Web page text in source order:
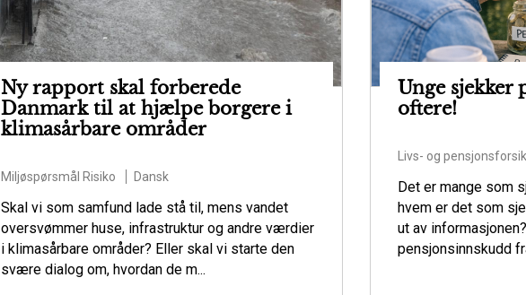
Ny rapport skal forberede
Danmark til at hjælpe borgere i
klimasårbare områder
Miljøspørsmål Risiko Dansk
Skal vi som samfund lade stå til, mens vandet
oversvømmer huse, infrastruktur og andre værdier
i klimasårbare områder? Eller skal vi starte den
svære dialog om, hvordan de m...
Unge sjekker
oftere!
Livs- og
Det er mange som
hvem er det som
ut av
pensjonsinnskudd